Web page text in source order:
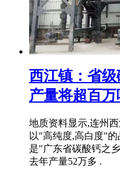
西江镇：省
产量将超百万
地质资料显示,连州
以"高纯度,高白度"
是"广东省碳酸钙之
去年产量52万多 .